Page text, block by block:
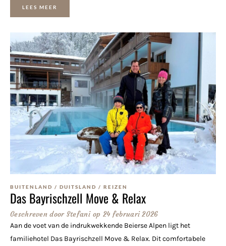
LEES MEER
BUITENLAND / DUITSLAND / REIZEN
Das Bayrischzell Move & Relax
Geschreven doorStefani op 24 februari 2026
Aan de voet van de indrukwekkende Beierse Alpen ligt het
familiehotel Das Bayrischzell Move & Relax. Dit comfortabele